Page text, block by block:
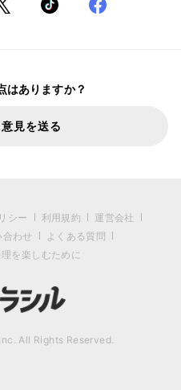
はありますか？
見を送る
シー 利用規約
運営会社
わせ
よくある質問
を楽しむために
All Rights Reserved.